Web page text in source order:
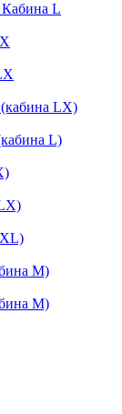
L
LX)
L)
М)
М)